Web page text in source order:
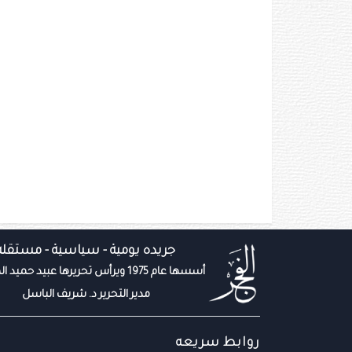
جريده يومية - سياسية -
أسسها عام 1975 ويرأس تحريرها عبيد حميد المزروعي
مدير التحرير د. شريف الباسل
روابط سريعه